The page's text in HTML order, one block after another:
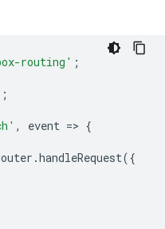
routing' ;
, event => {
.handleRequest({